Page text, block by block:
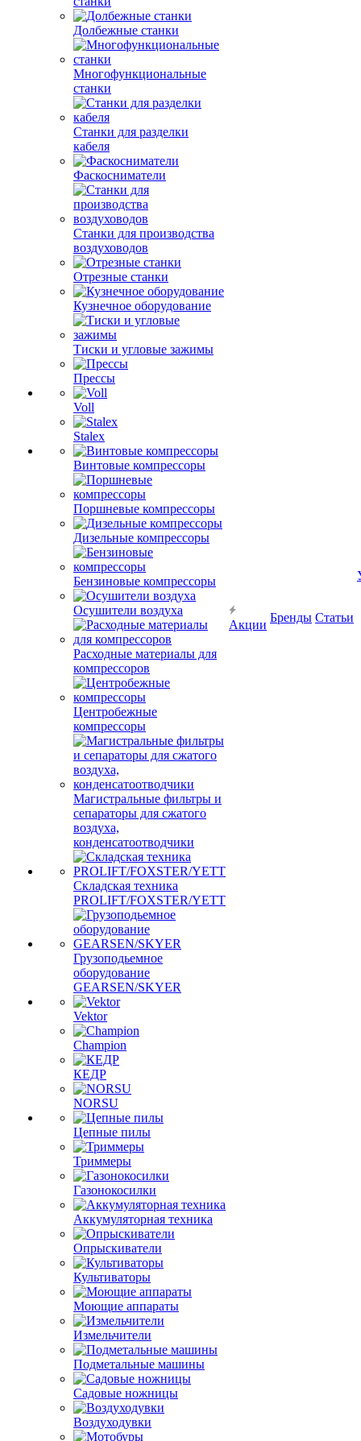
Долбежные станки
Многофункциональные
станки
Станки для разделки
кабеля
Фаскосниматели
Станки для производства
воздуховодов
Отрезные станки
Кузнечное оборудование
Тиски и угловые зажимы
Прессы
Voll
Stalex
Винтовые компрессоры
Поршневые компрессоры
Дизельные компрессоры
Бензиновые компрессоры
Осушители воздуха
Расходные материалы для
компрессоров
Центробежные
компрессоры
Магистральные фильтры и
сепараторы для сжатого
воздуха,
конденсатоотводчики
Складская техника
PROLIFT/FOXSTER/YETT
Грузоподьемное
оборудование
GEARSEN/SKYER
Vektor
Champion
КЕДР
NORSU
Цепные пилы
Триммеры
Газонокосилки
Аккумуляторная техника
Опрыскиватели
Культиваторы
Моющие аппараты
Измельчители
Подметальные машины
Садовые ножницы
Воздуходувки
Акции
Бренды Статьи